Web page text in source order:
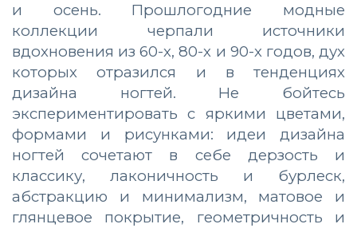
и осень. Прошлогодние модные
коллекции черпали источники
вдохновения из 60-х, 80-х и 90-х годов, дух
которых отразился и в тенденциях
дизайна ногтей. Не бойтесь
экспериментировать с яркими цветами,
формами и рисунками: идеи дизайна
ногтей сочетают в себе дерзость и
классику, лаконичность и бурлеск,
абстракцию и минимализм, матовое и
глянцевое покрытие, геометричность и